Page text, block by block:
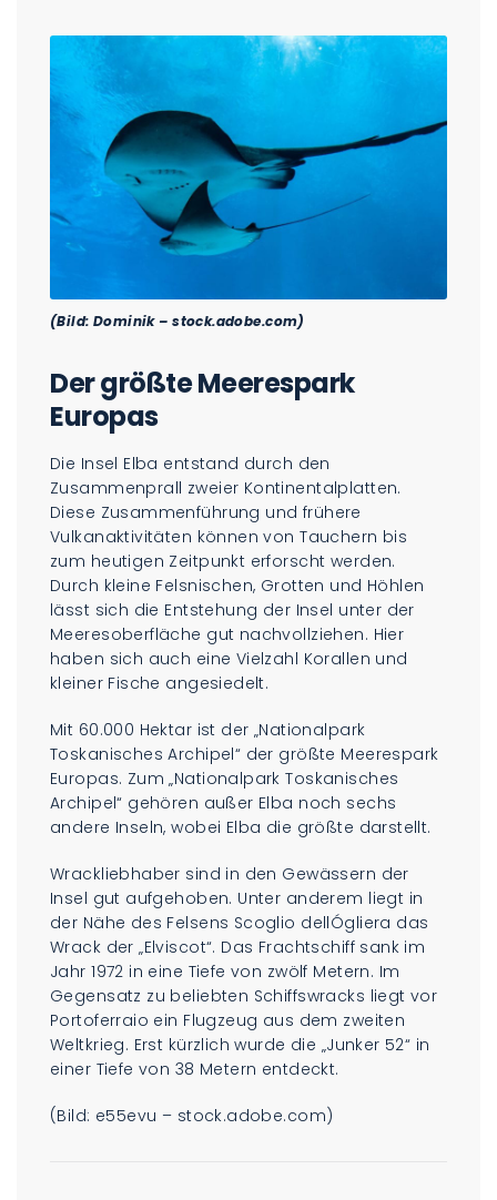
(Bild: Dominik – stock.adobe.com)
Der größte Meerespark
Europas
Die Insel Elba entstand durch den
Zusammenprall zweier Kontinentalplatten.
Diese Zusammenführung und frühere
Vulkanaktivitäten können von Tauchern bis
zum heutigen Zeitpunkt erforscht werden.
Durch kleine Felsnischen, Grotten und Höhlen
lässt sich die Entstehung der Insel unter der
Meeresoberfläche gut nachvollziehen. Hier
haben sich auch eine Vielzahl Korallen und
kleiner Fische angesiedelt.
Mit 60.000 Hektar ist der „Nationalpark
Toskanisches Archipel“ der größte Meerespark
Europas. Zum „Nationalpark Toskanisches
Archipel“ gehören außer Elba noch sechs
andere Inseln, wobei Elba die größte darstellt.
Wrackliebhaber sind in den Gewässern der
Insel gut aufgehoben. Unter anderem liegt in
der Nähe des Felsens Scoglio dellÓgliera das
Wrack der „Elviscot“. Das Frachtschiff sank im
Jahr 1972 in eine Tiefe von zwölf Metern. Im
Gegensatz zu beliebten Schiffswracks liegt vor
Portoferraio ein Flugzeug aus dem zweiten
Weltkrieg. Erst kürzlich wurde die „Junker 52“ in
einer Tiefe von 38 Metern entdeckt.
(Bild: e55evu – stock.adobe.com)